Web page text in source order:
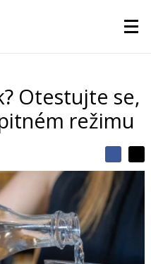
Otestujte se,
režimu
S
d
í
l
S
d
l